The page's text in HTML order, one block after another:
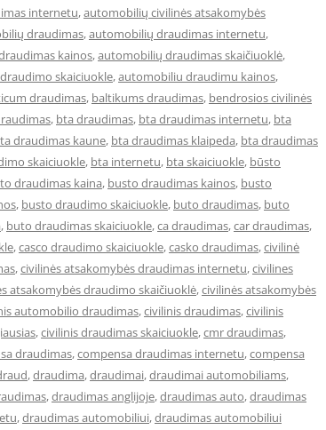
internetu,automobilių civilinės atsakomybės
draudimas,automobilių draudimas internetu,
kainos,automobilių draudimas skaičiuoklė,
skaiciuokle,automobiliu draudimu kainos,
draudimas, baltikums draudimas, bendrosios civilinės
, bta draudimas, bta draudimas internetu, bta
draudimas kaune, bta draudimas klaipeda, bta draudimas
skaiciuokle, bta internetu, bta skaiciuokle, būsto
draudimas kaina, busto draudimas kainos, busto
, busto draudimo skaiciuokle, buto draudimas, buto
, buto draudimas skaiciuokle,ca draudimas,car draudimas,
,casco draudimo skaiciuokle,casko draudimas,civilinė
,civilinės atsakomybės draudimas internetu,civilines
atsakomybės draudimo skaičiuoklė,civilinės atsakomybės
automobilio draudimas,civilinis draudimas,civilinis
,civilinis draudimas skaiciuokle,cmr draudimas,
draudimas,compensa draudimas internetu,compensa
,draudima,draudimai,draudimai automobiliams,
,draudimas anglijoje,draudimas auto,draudimas
,draudimas automobiliui,draudimas automobiliui